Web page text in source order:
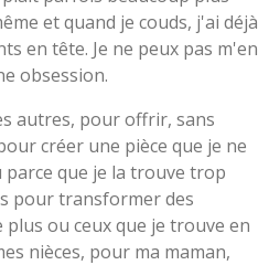
et quand je couds, j'ai déjà
en tête. Je ne peux pas m'en
obsession.
autres, pour offrir, sans
créer une pièce que je ne
que je la trouve trop
pour transformer des
ou ceux que je trouve en
nièces, pour ma maman,